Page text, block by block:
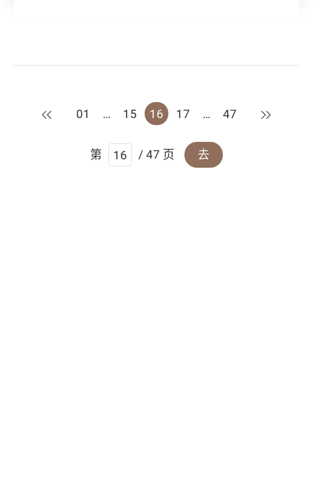
上一页
01 … 15 16 17 … 47 下一页
第 / 47 页 去